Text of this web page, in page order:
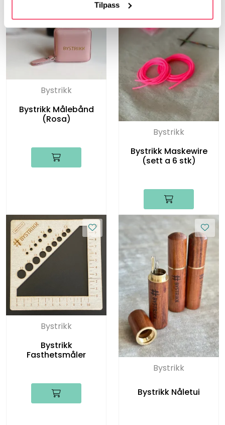
Tilpass
Bystrikk
Bystrikk Målebånd
(Rosa)
Bystrikk
Bystrikk Maskewire
(sett a 6 stk)
Bystrikk
Bystrikk
Fasthetsmåler
Bystrikk
Bystrikk Nåletui